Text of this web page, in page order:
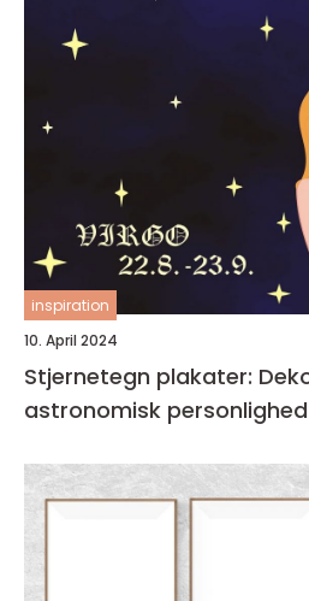
inspiration
10. April 2024
Stjernetegn plakater:
astronomisk personlighed